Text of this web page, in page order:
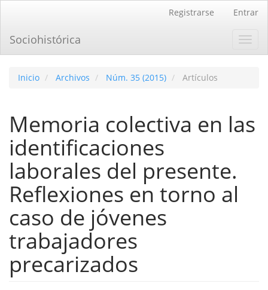
principal
Barra
Registrarse Entrar
Sociohistórica
Inicio Archivos Núm. 35 (2015) Artículos
Memoria colectiva en las
identificaciones
laborales del presente.
Reflexiones en torno al
caso de jóvenes
trabajadores
precarizados